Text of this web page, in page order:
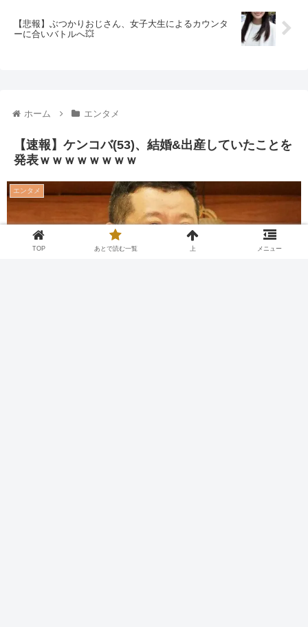
【悲報】ぶつかりおじさん、女子大生によるカウンタ
ーに合いバトルへ💥
ホーム エンタメ
【速報】ケンコバ(53)、結婚&出産していたことを
発表ｗｗｗｗｗｗｗｗ
エンタメ
TOP あとで読む一覧 上 メニュー